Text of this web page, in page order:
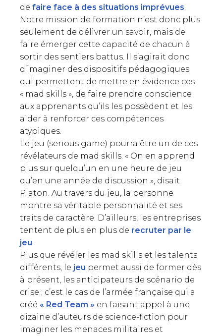
defaire face à des situations imprévues.
Notre mission de formation n’est donc plus
seulement de délivrer un savoir, mais de
faire émerger cette capacité de chacun à
sortir des sentiers battus. Il s’agirait donc
d’imaginer des dispositifs pédagogiques
qui permettent de mettre en évidence ces
« mad skills », de faire prendre conscience
aux apprenants qu’ils les possèdent et les
aider à renforcer ces compétences
atypiques.
Le jeu (serious game) pourra être un de ces
révélateurs de mad skills. « On en apprend
plus sur quelqu’un en une heure de jeu
qu’en une année de discussion », disait
Platon. Au travers du jeu, la personne
montre sa véritable personnalité et ses
traits de caractère. D’ailleurs, les entreprises
tentent de plus en plus de recruter par le
jeu.
Plus que révéler les mad skills et les talents
différents, le jeu permet aussi de former dès
à présent, les anticipateurs de scénario de
crise ; c’est le cas de l’armée française qui a
créé « Red Team » en faisant appel à une
dizaine d’auteurs de science-fiction pour
imaginer les menaces militaires et